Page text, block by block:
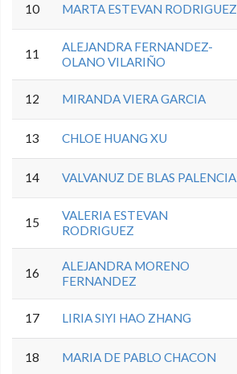
10 MARTA ESTEVAN RODRIGUEZ
11
ALEJANDRA FERNANDEZ-
OLANO VILARIÑO
12 MIRANDA VIERA GARCIA
13 CHLOE HUANG XU
14 VALVANUZ DE BLAS PALENCIA
15
VALERIA ESTEVAN
RODRIGUEZ
16
ALEJANDRA MORENO
FERNANDEZ
17 LIRIA SIYI HAO ZHANG
18 MARIA DE PABLO CHACON